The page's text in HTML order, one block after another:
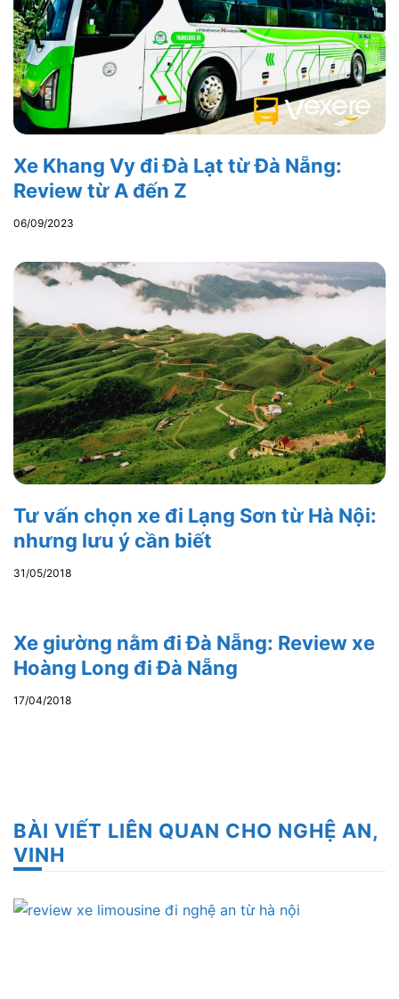
Xe Khang Vy đi Đà Lạt từ Đà Nẵng:
Review từ A đến Z
06/09/2023
Tư vấn chọn xe đi Lạng Sơn từ Hà Nội:
nhưng lưu ý cần biết
31/05/2018
Xe giường nằm đi Đà Nẵng: Review xe
Hoàng Long đi Đà Nẵng
17/04/2018
BÀI VIẾT LIÊN QUAN CHO NGHỆ AN,
VINH